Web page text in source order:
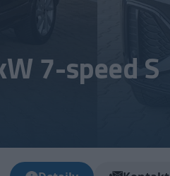
7-speed S